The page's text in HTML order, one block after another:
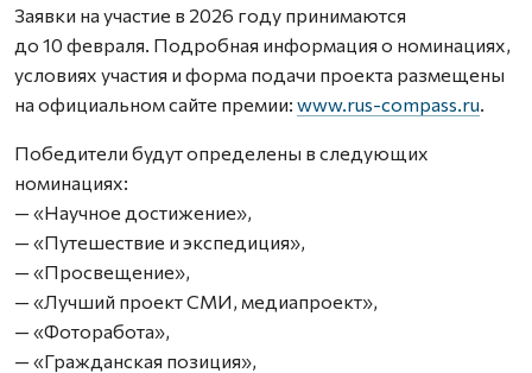
Заявки на участие в 2026 году принимаются
до 10 февраля. Подробная информация о номинациях,
условиях участия и форма подачи проекта размещены
на официальном сайте премии: www.rus-compass.ru.
Победители будут определены в следующих
номинациях:
— «Научное достижение»,
— «Путешествие и экспедиция»,
— «Просвещение»,
— «Лучший проект СМИ, медиапроект»,
— «Фоторабота»,
— «Гражданская позиция»,